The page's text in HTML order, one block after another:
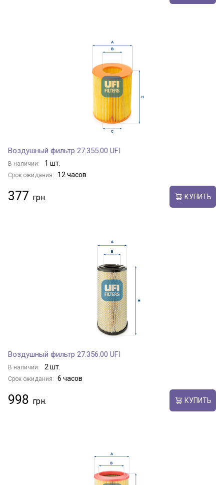
Воздушный фильтр 27.355.00 UFI
В наличии: 1 шт.
Срок ожидания: 12 часов
377 КУПИТЬ
Воздушный фильтр 27.356.00 UFI
В наличии: 2 шт.
Срок ожидания: 6 часов
998 КУПИТЬ